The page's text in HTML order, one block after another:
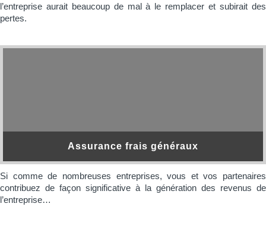
l’entreprise aurait beaucoup de mal à le remplacer et subirait des
pertes.
Assurance frais généraux
Si comme de nombreuses entreprises, vous et vos partenaires
contribuez de façon significative à la génération des revenus de
l’entreprise…